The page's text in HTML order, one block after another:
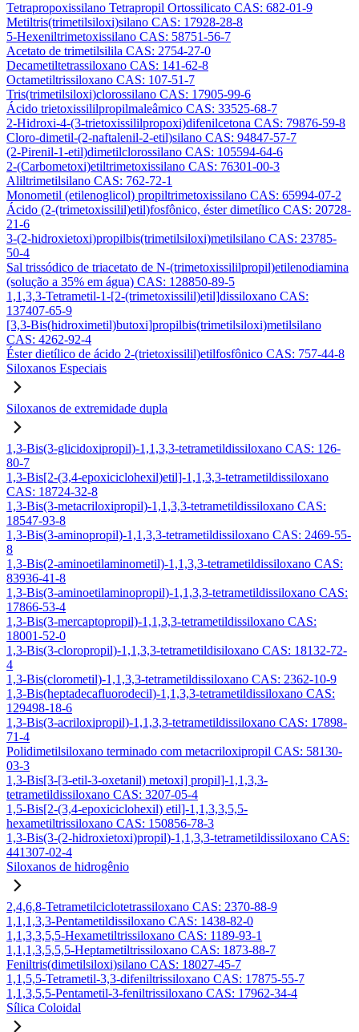
Tetrapropoxissilano Tetrapropil Ortossilicato CAS: 682-01-9
Metiltris(trimetilsiloxi)silano CAS: 17928-28-8
5-Hexeniltrimetoxissilano CAS: 58751-56-7
Acetato de trimetilsilila CAS: 2754-27-0
Decametiltetrassiloxano CAS: 141-62-8
Octametiltrissiloxano CAS: 107-51-7
Tris(trimetilsiloxi)clorossilano CAS: 17905-99-6
Ácido trietoxissililpropilmaleâmico CAS: 33525-68-7
2-Hidroxi-4-(3-trietoxissililpropoxi)difenilcetona CAS: 79876-59-8
Cloro-dimetil-(2-naftalenil-2-etil)silano CAS: 94847-57-7
(2-Pirenil-1-etil)dimetilclorossilano CAS: 105594-64-6
2-(Carbometoxi)etiltrimetoxissilano CAS: 76301-00-3
Aliltrimetilsilano CAS: 762-72-1
Monometil (etilenoglicol) propiltrimetoxissilano CAS: 65994-07-2
Ácido (2-(trimetoxissilil)etil)fosfônico, éster dimetílico CAS: 20728-
21-6
3-(2-hidroxietoxi)propilbis(trimetilsiloxi)metilsilano CAS: 23785-
50-4
Sal trissódico de triacetato de N-(trimetoxissililpropil)etilenodiamina
(solução a 35% em água) CAS: 128850-89-5
1,1,3,3-Tetrametil-1-[2-(trimetoxissilil)etil]dissiloxano CAS:
137407-65-9
[3,3-Bis(hidroximetil)butoxi]propilbis(trimetilsiloxi)metilsilano
CAS: 4262-92-4
Éster dietílico de ácido 2-(trietoxissilil)etilfosfônico CAS: 757-44-8
Siloxanos Especiais
Siloxanos de extremidade dupla
1,3-Bis(3-glicidoxipropil)-1,1,3,3-tetrametildissiloxano CAS: 126-
80-7
1,3-Bis[2-(3,4-epoxiciclohexil)etil]-1,1,3,3-tetrametildissiloxano
CAS: 18724-32-8
1,3-Bis(3-metacriloxipropil)-1,1,3,3-tetrametildissiloxano CAS:
18547-93-8
1,3-Bis(3-aminopropil)-1,1,3,3-tetrametildissiloxano CAS: 2469-55-
8
1,3-Bis(2-aminoetilaminometil)-1,1,3,3-tetrametildissiloxano CAS:
83936-41-8
1,3-Bis(3-aminoetilaminopropil)-1,1,3,3-tetrametildissiloxano CAS:
17866-53-4
1,3-Bis(3-mercaptopropil)-1,1,3,3-tetrametildissiloxano CAS:
18001-52-0
1,3-Bis(3-cloropropil)-1,1,3,3-tetrametildisiloxano CAS: 18132-72-
4
1,3-Bis(clorometil)-1,1,3,3-tetrametildissiloxano CAS: 2362-10-9
1,3-Bis(heptadecafluorodecil)-1,1,3,3-tetrametildissiloxano CAS:
129498-18-6
1,3-Bis(3-acriloxipropil)-1,1,3,3-tetrametildissiloxano CAS: 17898-
71-4
Polidimetilsiloxano terminado com metacriloxipropil CAS: 58130-
03-3
1,3-Bis[3-[3-etil-3-oxetanil) metoxi] propil]-1,1,3,3-
tetrametildissiloxano CAS: 3207-05-4
1,5-Bis[2-(3,4-epoxiciclohexil) etil]-1,1,3,3,5,5-
hexametiltrissiloxano CAS: 150856-78-3
1,3-Bis(3-(2-hidroxietoxi)propil)-1,1,3,3-tetrametildissiloxano CAS:
441307-02-4
Siloxanos de hidrogênio
2,4,6,8-Tetrametilciclotetrassiloxano CAS: 2370-88-9
1,1,1,3,3-Pentametildissiloxano CAS: 1438-82-0
1,1,3,3,5,5-Hexametiltrissiloxano CAS: 1189-93-1
1,1,1,3,5,5,5-Heptametiltrissiloxano CAS: 1873-88-7
Feniltris(dimetilsiloxi)silano CAS: 18027-45-7
1,1,5,5-Tetrametil-3,3-difeniltrissiloxano CAS: 17875-55-7
1,1,3,5,5-Pentametil-3-feniltrissiloxano CAS: 17962-34-4
Sílica Coloidal